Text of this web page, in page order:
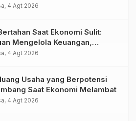
dan Tumbuh di Era Digital
4 Agt 2026
Saat Ekonomi Sulit:
Mengelola Keuangan,
dan Menambah Penghasilan
4 Agt 2026
Usaha yang Berpotensi
Saat Ekonomi Melambat
4 Agt 2026